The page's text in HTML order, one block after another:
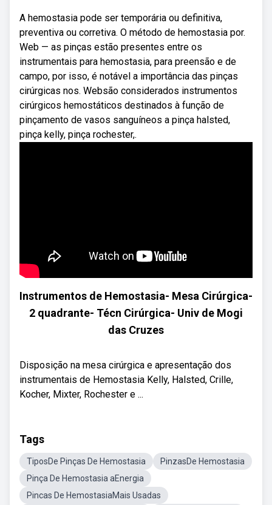
A hemostasia pode ser temporária ou definitiva,
preventiva ou corretiva. O método de hemostasia por.
Web — as pinças estão presentes entre os
instrumentais para hemostasia, para preensão e de
campo, por isso, é notável a importância das pinças
cirúrgicas nos. Websão considerados instrumentos
cirúrgicos hemostáticos destinados à função de
pinçamento de vasos sanguíneos a pinça halsted,
pinça kelly, pinça rochester,.
Instrumentos de Hemostasia- Mesa Cirúrgica-
2 quadrante- Técn Cirúrgica- Univ de Mogi
das Cruzes
Disposição na mesa cirúrgica e apresentação dos
instrumentais de Hemostasia Kelly, Halsted, Crille,
Kocher, Mixter, Rochester e ...
Tags
TiposDe Pinças De Hemostasia
PinzasDe Hemostasia
Pinça De Hemostasia aEnergia
Pincas De HemostasiaMais Usadas